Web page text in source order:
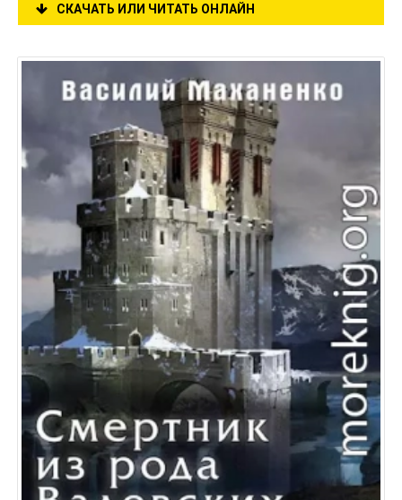
СКАЧАТЬ ИЛИ ЧИТАТЬ ОНЛАЙН